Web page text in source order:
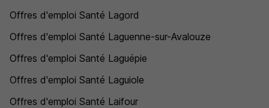
Offres d'emploi Santé Lagord
Offres d'emploi Santé Laguenne-sur-Avalouze
Offres d'emploi Santé Laguépie
Offres d'emploi Santé Laguiole
Offres d'emploi Santé Laifour